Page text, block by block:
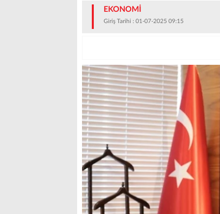
EKONOMİ
Giriş Tarihi : 01-07-2025 09:15